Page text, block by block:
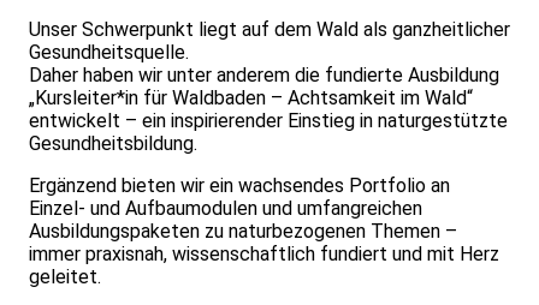
Unser Schwerpunkt liegt auf dem Wald als ganzheitlicher
Gesundheitsquelle.
Daher haben wir unter anderem die fundierte Ausbildung
„Kursleiter*in für Waldbaden – Achtsamkeit im Wald“
entwickelt – ein inspirierender Einstieg in naturgestützte
Gesundheitsbildung.
Ergänzend bieten wir ein wachsendes Portfolio an
Einzel- und Aufbaumodulen und umfangreichen
Ausbildungspaketen zu naturbezogenen Themen –
immer praxisnah, wissenschaftlich fundiert und mit Herz
geleitet.